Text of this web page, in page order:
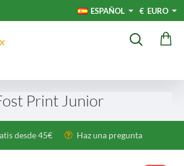
ESPAÑOL € EURO
Print Junior
desde 45€ Haz una pregunta